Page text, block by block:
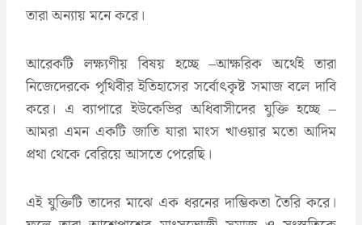
তারা অন্যায় মনে করে।
আরেকটি লক্ষ্যণীয় বিষয় হচ্ছে –আক্ষরিক অর্থেই তারা
নিজেদেরকে পৃথিবীর ইতিহাসের সর্বোৎকৃষ্ট সমাজ বলে দাবি
করে। এ ব্যাপারে ইউকেভির অধিবাসীদের যুক্তি হচ্ছে –
আমরা এমন একটি জাতি যারা মাংস খাওয়ার মতো আদিম
প্রথা থেকে বেরিয়ে আসতে পেরেছি।
এই যুক্তিটি তাদের মাঝে এক ধরনের দাম্ভিকতা তৈরি করে।